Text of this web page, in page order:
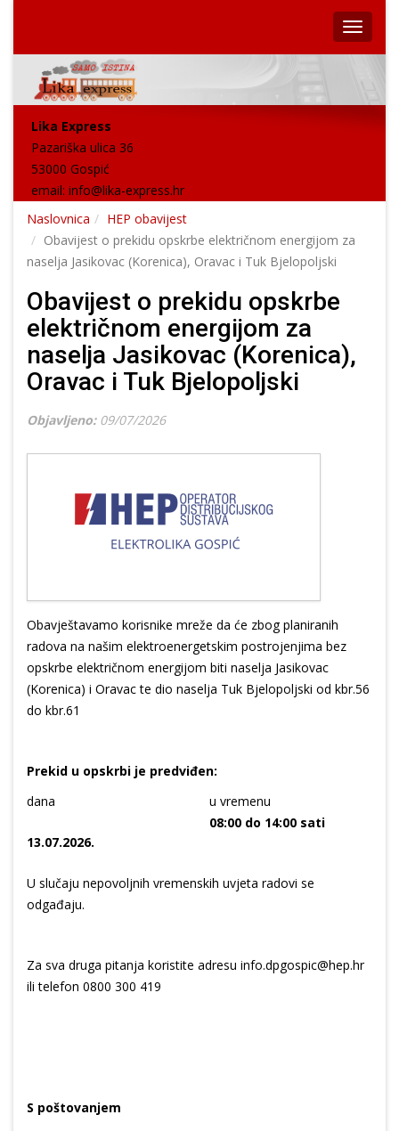
Lika Express
Pazariška ulica 36
53000 Gospić
email: info@lika-express.hr
Naslovnica
HEP obavijest
Obavijest o prekidu opskrbe električnom energijom za
naselja Jasikovac (Korenica), Oravac i Tuk Bjelopoljski
Obavijest o prekidu opskrbe
električnom energijom za
naselja Jasikovac (Korenica),
Oravac i Tuk Bjelopoljski
Objavljeno: 09/07/2026
Obavještavamo korisnike mreže da će zbog planiranih
radova na našim elektroenergetskim postrojenjima bez
opskrbe električnom energijom biti naselja Jasikovac
(Korenica) i Oravac te dio naselja Tuk Bjelopoljski od kbr.56
do kbr.61
Prekid u opskrbi je predviđen:
dana
u vremenu
13.07.2026.
08:00 do 14:00 sati
U slučaju nepovoljnih vremenskih uvjeta radovi se
odgađaju.
Za sva druga pitanja koristite adresu info.dpgospic@hep.hr
ili telefon 0800 300 419
S poštovanjem